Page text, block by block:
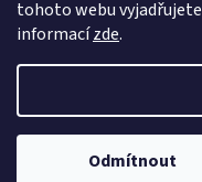
tohoto webu
informacízde.
Odmítnout
Copyright 2026